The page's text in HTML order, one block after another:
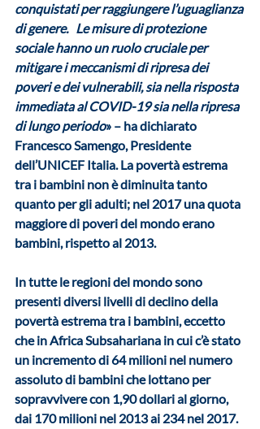
conquistati per raggiungere l’uguaglianza
di genere.   Le misure di protezione
sociale hanno un ruolo cruciale per
mitigare i meccanismi di ripresa dei
poveri e dei vulnerabili, sia nella risposta
immediata al COVID-19 sia nella ripresa
di lungo periodo» – ha dichiarato
Francesco Samengo, Presidente
dell’UNICEF Italia. La povertà estrema
tra i bambini non è diminuita tanto
quanto per gli adulti; nel 2017 una quota
maggiore di poveri del mondo erano
bambini, rispetto al 2013.
In tutte le regioni del mondo sono
presenti diversi livelli di declino della
povertà estrema tra i bambini, eccetto
che in Africa Subsahariana in cui c’è stato
un incremento di 64 milioni nel numero
assoluto di bambini che lottano per
sopravvivere con 1,90 dollari al giorno,
dai 170 milioni nel 2013 ai 234 nel 2017.